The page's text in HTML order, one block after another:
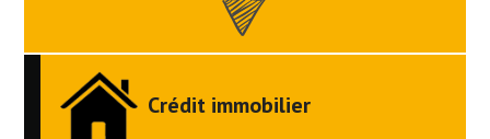
Crédit immobilier